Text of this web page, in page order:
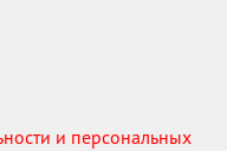
и персональных